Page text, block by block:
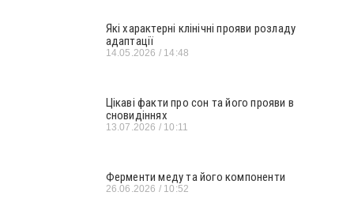
Які характерні клінічні прояви розладу
адаптації
14.05.2026 14:48
Цікаві факти про сон та його прояви в
сновидіннях
13.07.2026 10:11
Ферменти меду та його компоненти
26.06.2026 10:52